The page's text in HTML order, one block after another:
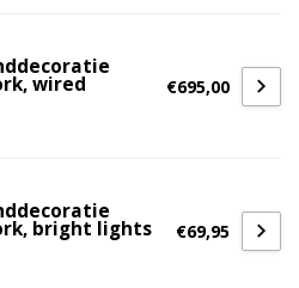
wired €695,00
bright lights €69,95